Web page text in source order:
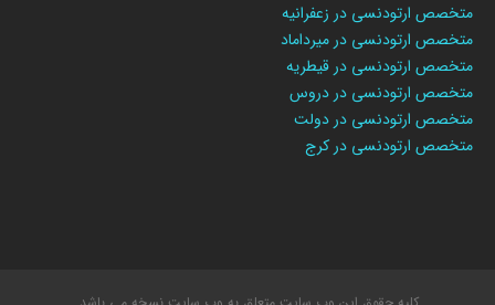
متخصص ارتودنسی در زعفرانیه
متخصص ارتودنسی در میرداماد
متخصص ارتودنسی در قیطریه
متخصص ارتودنسی در دروس
متخصص ارتودنسی در دولت
متخصص ارتودنسی در کرج